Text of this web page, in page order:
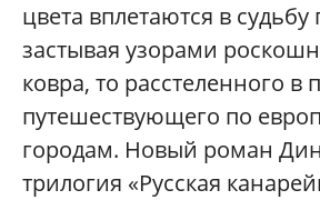
цвета вплетаются в судьбу
застывая узорами
ковра, то расстеленного в
путешествующего по
городам. Новый роман
трилогия «Русская